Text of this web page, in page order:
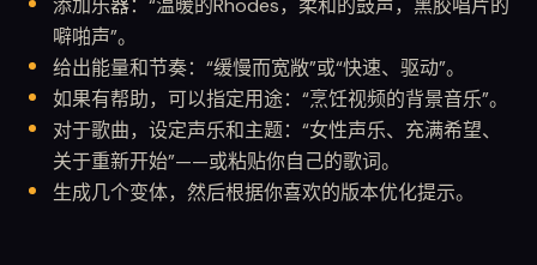
添加乐器：“温暖的Rhodes，柔和的鼓声，黑胶唱片的
噼啪声”。
给出能量和节奏：“缓慢而宽敞”或“快速、驱动”。
如果有帮助，可以指定用途：“烹饪视频的背景音乐”。
对于歌曲，设定声乐和主题：“女性声乐、充满希望、
关于重新开始”——或粘贴你自己的歌词。
生成几个变体，然后根据你喜欢的版本优化提示。